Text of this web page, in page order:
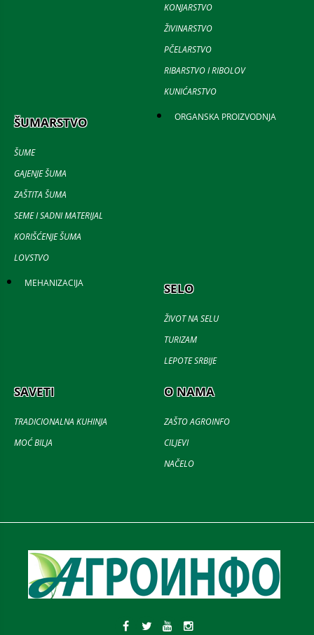
KONJARSTVO
ŽIVINARSTVO
PČELARSTVO
RIBARSTVO I RIBOLOV
KUNIĆARSTVO
ŠUMARSTVO
ŠUME
GAJENJE ŠUMA
ZAŠTITA ŠUMA
SEME I SADNI MATERIJAL
KORIŠĆENJE ŠUMA
LOVSTVO
ORGANSKA PROIZVODNJA
MEHANIZACIJA SELO
ŽIVOT NA SELU
TURIZAM
LEPOTE SRBIJE
SAVETI
TRADICIONALNA KUHINJA
MOĆ BILJA
O NAMA
ZAŠTO AGROINFO
CILJEVI
NAČELO